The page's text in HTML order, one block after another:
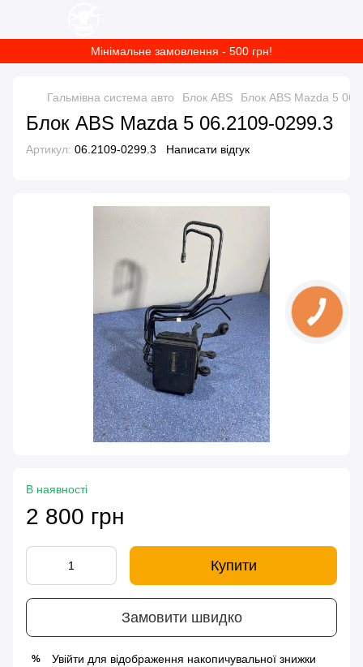
Мінімальне замовлення - 500 грн!
Гальмівна система авто Блок ABS Блок ABS Mazda 5
Блок ABS Mazda 5 06.2109-0299.3
Артикул: 06.2109-0299.3 Написати відгук
В наявності
2 800 грн
Купити
Замовити швидко
% Увійти для відображення накопичувальної знижки